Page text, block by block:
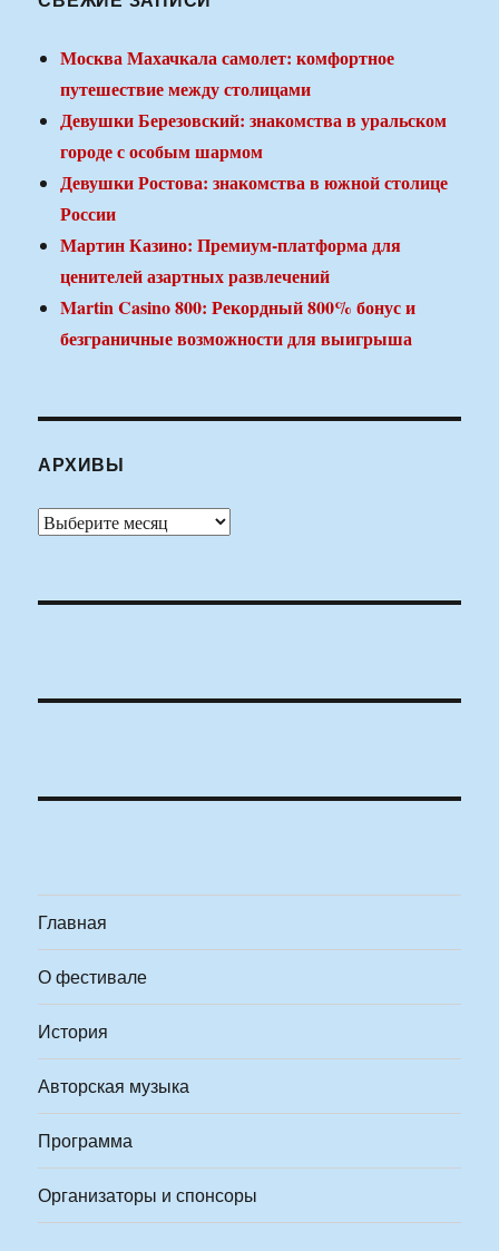
Москва Махачкала самолет: комфортное
путешествие между столицами
Девушки Березовский: знакомства в уральском
городе с особым шармом
Девушки Ростова: знакомства в южной столице
России
Мартин Казино: Премиум-платформа для
ценителей азартных развлечений
Martin Casino 800: Рекордный 800% бонус и
безграничные возможности для выигрыша
АРХИВЫ
Архивы
Главная
О фестивале
История
Авторская музыка
Программа
Организаторы и спонсоры